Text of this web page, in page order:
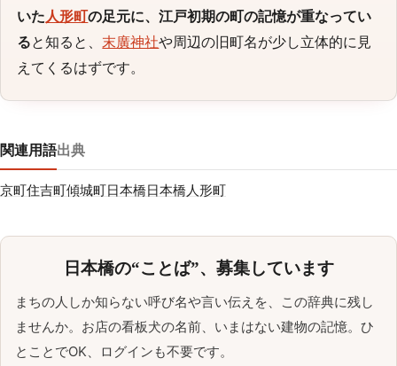
いた 人形町の足元に、江戸初期の町の記憶が重なってい
ると知ると、 末廣神社や周辺の旧町名が少し立体的に見
えてくるはずです。
関連用語出典
京町住吉町傾城町日本橋日本橋人形町
日本橋の“ことば”、募集しています
まちの人しか知らない呼び名や言い伝えを、この辞典に残し
ませんか。お店の看板犬の名前、いまはない建物の記憶。ひ
とことでOK、ログインも不要です。